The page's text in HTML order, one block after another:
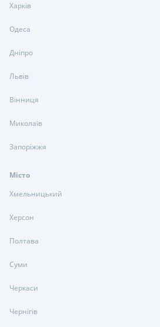
Харків
Одеса
Дніпро
Львів
Вінниця
Миколаїв
Запоріжжя
Місто
Хмельницький
Херсон
Полтава
Суми
Черкаси
Чернігів